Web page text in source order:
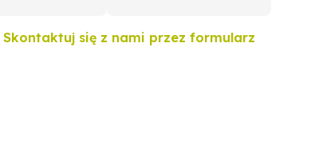
Skontaktuj się z nami przez formularz